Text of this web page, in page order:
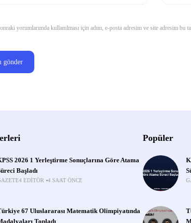
yorumlarımda kullanılması için adım, e-posta adresim ve site adresim bu
2026 1 Yerleştirme Sonuçlarına Göre Atama
Başladı
EDITÖR 4 SAAT ÖNCE
67 Uluslararası Matematik Olimpiyatında
Popüler